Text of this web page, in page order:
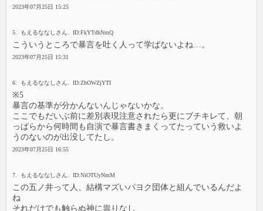
2023年07月25日 15:25
5. もえるななしさん. ID:FkYTdhNmQ
こういうところで暴言を吐く人って学ばないよね…。
2023年07月25日 15:31
6. もえるななしさん. ID:ZhOWZjYTI
※5
暴言の基準が分かんないんじゃないかな。
ここでもだいぶ前に差別表現注意されたら更にブチキレて、朝
っぱらから何時間も自演で暴言書きまくってたっていう救いよ
うのないのが出没してたし。
2023年07月25日 16:55
7. もえるななしさん. ID:NiOTUyNmM
この五ノ井って人、結構マズいパヨク団体と組んでいるんだよ
ね
それだけでも触らぬ神に祟りなし